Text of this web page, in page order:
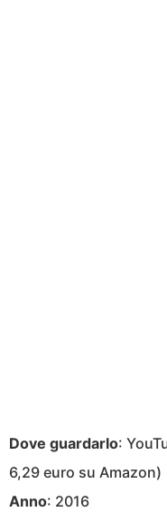
Dove guardarlo:
6,29 euro su Amazon)
Anno: 2016